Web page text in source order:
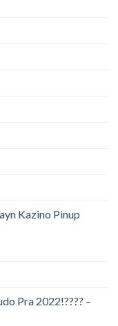
Kazino Pinup
Pra 2022!???? –